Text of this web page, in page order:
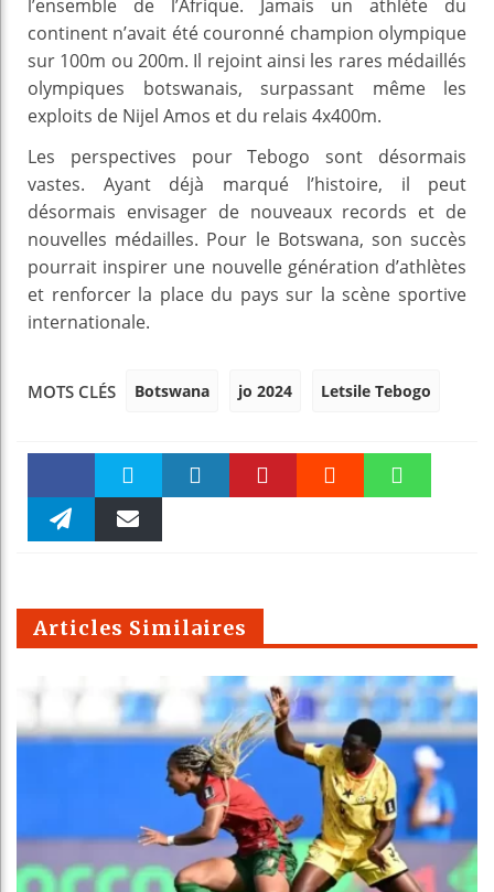
l’ensemble de l’Afrique. Jamais un athlète du
continent n’avait été couronné champion olympique
sur 100m ou 200m. Il rejoint ainsi les rares médaillés
olympiques botswanais, surpassant même les
exploits de Nijel Amos et du relais 4x400m.
Les perspectives pour Tebogo sont désormais
vastes. Ayant déjà marqué l’histoire, il peut
désormais envisager de nouveaux records et de
nouvelles médailles. Pour le Botswana, son succès
pourrait inspirer une nouvelle génération d’athlètes
et renforcer la place du pays sur la scène sportive
internationale.
MOTS CLÉS Botswana jo 2024 Letsile Tebogo
Faceboo Twitter
m
Articles Similaires